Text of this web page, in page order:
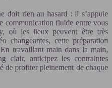
doit rien au hasard : il s’appuie
communication fluide entre vous
où les lieux peuvent être très
changeantes, cette préparation
travaillant main dans la main,
clair, anticipez les contraintes
de profiter pleinement de chaque